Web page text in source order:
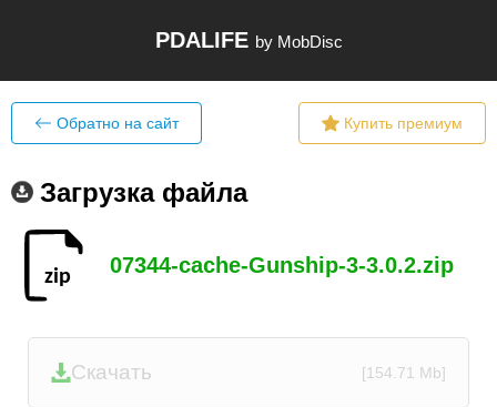
PDALIFE by MobDisc
Обратно на сайт Купить премиум
Загрузка файла
07344-cache-Gunship-3-3.0.2.zip
Скачать [154.71 Mb]